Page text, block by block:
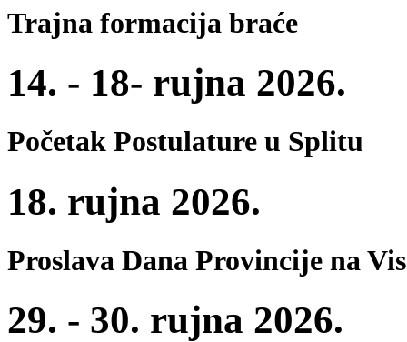
Trajna formacija braće
14. - 18- rujna 2026.
Početak Postulature u Splitu
18. rujna 2026.
Proslava Dana Provincije na
29. - 30. rujna 2026.